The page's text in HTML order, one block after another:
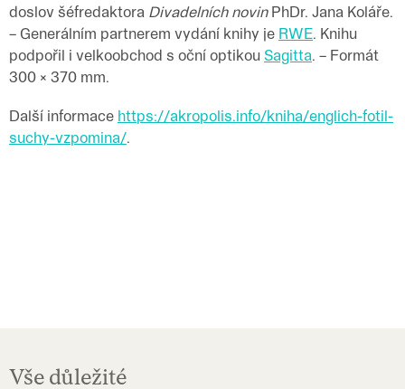
doslov šéfredaktora Divadelních novinPhDr. Jana Koláře.
– Generálním partnerem vydání knihy je RWE. Knihu
podpořil i velkoobchod s oční optikou Sagitta. – Formát
300 × 370 mm.
Další informace https://akropolis.info/kniha/englich-fotil-
suchy-vzpomina/.
Vše důležité